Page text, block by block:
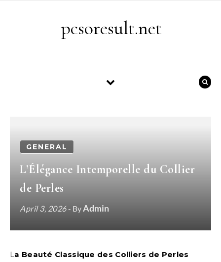
pcsoresult.net
GENERAL
L’Élégance Intemporelle du Collier
de Perles
April 3, 2026- ByAdmin
La Beauté Classique des Colliers de Perles